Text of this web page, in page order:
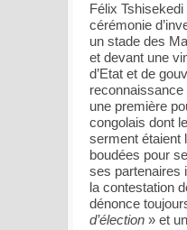
Félix
cérémonie
un stade des
et devant une
d’Etat et de
reconnaissance
une première
congolais dont
serment étaient
boudées pour
ses partenaires
la contestation
dénonce
d’élection » et